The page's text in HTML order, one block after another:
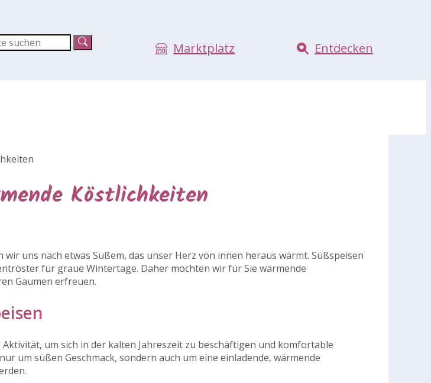
Marktplatz Entdecken
Köstlichkeiten
uns nach etwas Süßem, das unser Herz von innen heraus wärmt. Süßspeisen
für graue Wintertage. Daher möchten wir für Sie wärmende
Gaumen erfreuen.
um sich in der kalten Jahreszeit zu beschäftigen und komfortable
um süßen Geschmack, sondern auch um eine einladende, wärmende